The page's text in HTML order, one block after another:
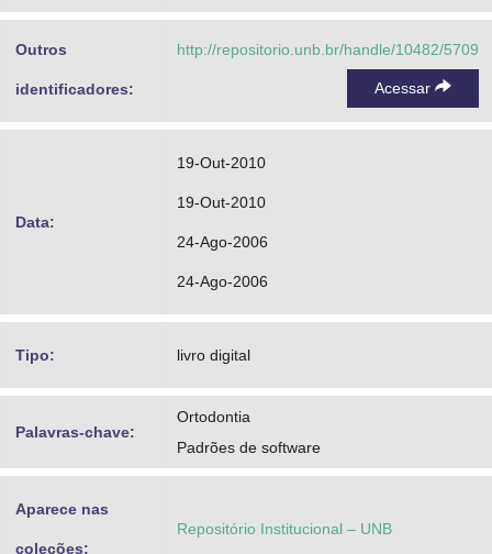
Outros
identificadores:
http://repositorio.unb.br/handle/10482/5709
Acessar
Data:
19-Out-2010
19-Out-2010
24-Ago-2006
24-Ago-2006
Tipo: livro digital
Palavras-chave:
Ortodontia
Padrões de software
Aparece nas
coleções:
Repositório Institucional – UNB